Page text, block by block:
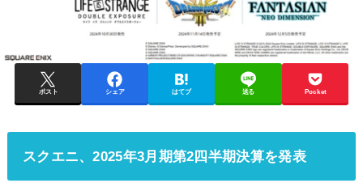
ポスト シェア はてブ 送る Pocket
スクエニ、2025年3月期第2四半期決算を発表